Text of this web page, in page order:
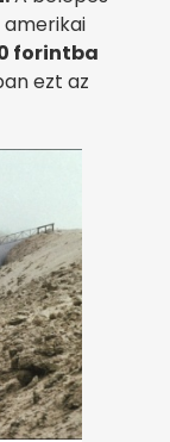
forintba
ezt az